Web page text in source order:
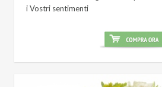
i Vostri sentimenti